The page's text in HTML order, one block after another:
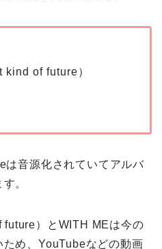
kind of future）
は音源化されていてアルバ
。
future）とWITH MEは今の
め、YouTubeなどの動画